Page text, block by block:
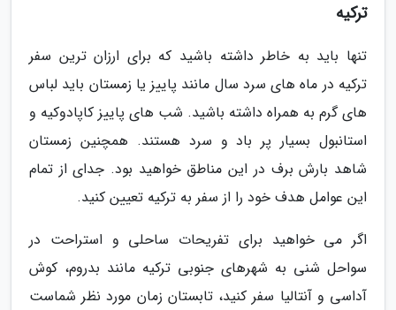
ترکیه
تنها باید به خاطر داشته باشید که برای ارزان ترین سفر
ترکیه در ماه های سرد سال مانند پاییز یا زمستان باید لباس
های گرم به همراه داشته باشید. شب های پاییز کاپادوکیه و
استانبول بسیار پر باد و سرد هستند. همچنین زمستان
شاهد بارش برف در این مناطق خواهید بود. جدای از تمام
این عوامل هدف خود را از سفر به ترکیه تعیین کنید.
اگر می خواهید برای تفریحات ساحلی و استراحت در
سواحل شنی به شهرهای جنوبی ترکیه مانند بدروم، کوش
آداسی و آنتالیا سفر کنید، تابستان زمان مورد نظر شماست